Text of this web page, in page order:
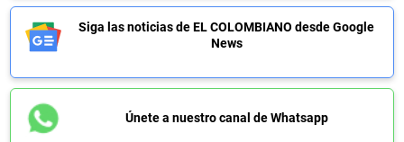
Siga las noticias de EL COLOMBIANO desde Google
News
Únete a nuestro canal de Whatsapp